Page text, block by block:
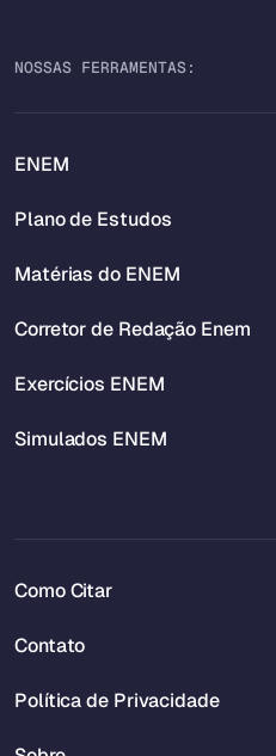
NOSSAS FERRAMENTAS:
ENEM
Plano de Estudos
Matérias do ENEM
Corretor de Redação Enem
Exercícios ENEM
Simulados ENEM
Como Citar
Contato
Política de Privacidade